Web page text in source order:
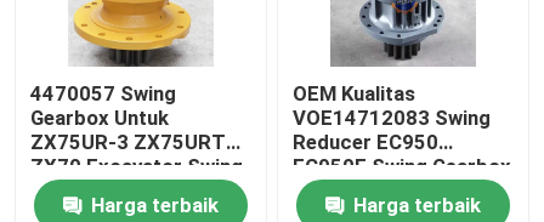
4470057 Swing
Gearbox Untuk
ZX75UR-3 ZX75URT
ZX70 Excavator Swing
Device
Harga terbaik
OEM Kualitas
VOE14712083 Swing
Reducer EC950
EC950E Swing Gearbox
Harga terbaik